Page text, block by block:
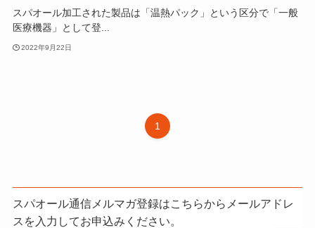
スパオール加工された製品は「温熱パック」という区分で「一般
医療機器」として登...
2022年9月22日
1
スパオール通信メルマガ登録はこちらからメールアドレ
スを入力してお申込みください。